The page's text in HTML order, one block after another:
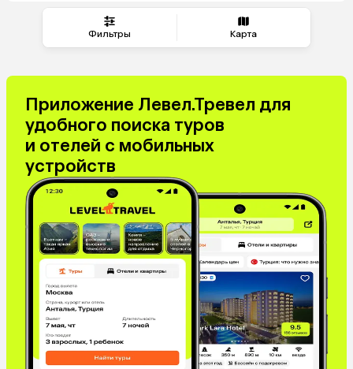
Фильтры Карта
Мальдивы
Тунис
Индонезия
Армения
Азербайджан
Маврикий
Черногория
Индия
Япония
Сербия
Кипр
Катар
Малайзия
Киргизия
Оман
Израиль
Гонконг
Саудовская Аравия
Бахрейн
Греция
Таджикистан
Италия
Испания
Приложение Левел.Тревел для
удобного поиска туров
и отелей с мобильных
устройств